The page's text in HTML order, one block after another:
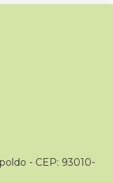
- CEP: 93010-